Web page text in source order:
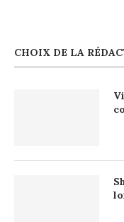
CHOIX DE LA